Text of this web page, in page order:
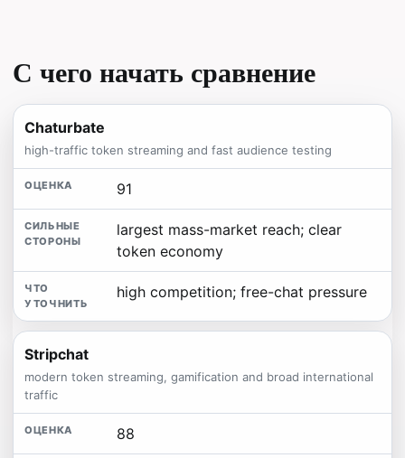
С чего начать сравнение
Chaturbate
high-traffic token streaming and fast audience testing
91
largest mass-market reach; clear
token economy
high competition; free-chat pressure
Stripchat
modern token streaming, gamification and broad international
traffic
88